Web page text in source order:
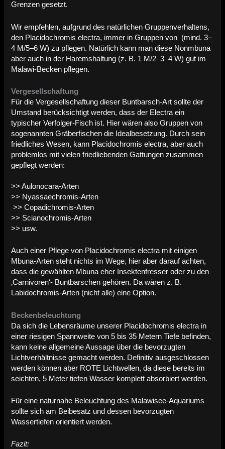
Grenzen gesetzt.
Wir empfehlen, aufgrund des natürlichen Gruppenverhaltens,
den Placidochromis electra, immer in Gruppen von (mind. 3–
4 M/5–6 W) zu pflegen. Natürlich kann man diese Nonmbuna
aber auch in der Haremshaltung (z. B. 1 M/2–3–4 W) gut im
Malawi-Becken pflegen.
Vergesellschaftung
Für die Vergesellschaftung dieser Buntbarsch-Art sollte der
Umstand berücksichtigt werden, dass der Electra ein
typischer Verfolger-Fisch ist. Hier wären also Gruppen von
sogenannten Gräberfischen die Idealbesetzung. Durch sein
friedliches Wesen, kann Placidochromis electra, aber auch
problemlos mit vielen friedliebenden Gattungen zusammen
gepflegt werden:
>> Aulonocara-Arten
>> Nyassaechromis-Arten
>> Copadichromis-Arten
>> Scianochromis-Arten
>> usw.
Auch einer Pflege von Placidochromis electra mit einigen
Mbuna-Arten steht nichts im Wege, hier aber darauf achten,
dass die gewählten Mbuna eher Insektenfresser oder zu den
‚Carnivoren‘- Buntbarschen gehören. Da wären z. B.
Labidochromis-Arten (nicht alle) eine Option.
Beckenbeleuchtung
Da sich die Lebensräume unserer Placidochromis electra in
einer riesigen Spannweite von 5 bis 35 Metern Tiefe befinden,
kann keine allgemeine Aussage über die bevorzugten
Lichtverhältnisse gemacht werden. Definitiv ausgeschlossen
werden können aber ROTE Lichtwellen, da diese bereits im
seichten, 5 Meter tiefen Wasser komplett absorbiert werden.
Für eine naturnahe Beleuchtung des Malawisee-Aquariums
sollte sich am Beibesatz und dessen bevorzugten
Wassertiefen orientiert werden.
Fazit: